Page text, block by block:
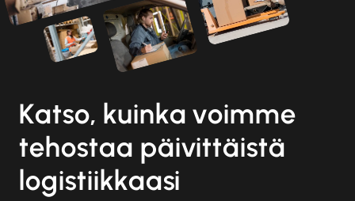
Katso, kuinka voimme
tehostaa päivittäistä
logistiikkaasi